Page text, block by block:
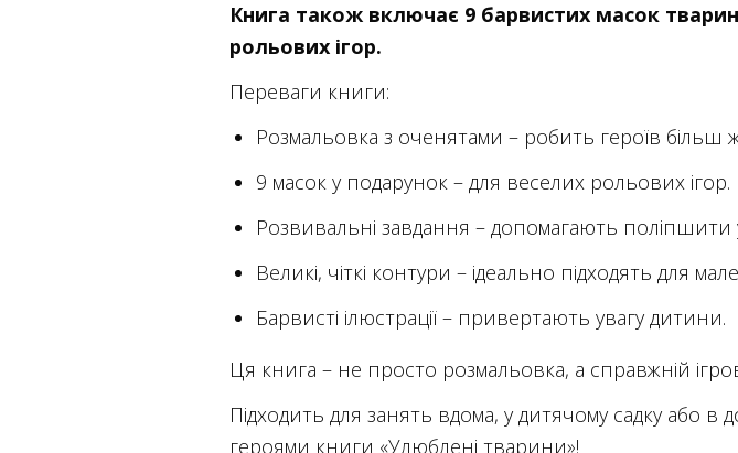
Книга також включає 9 барвистих масок
рольових ігор.
Переваги книги:
Розмальовка з оченятами – робить героїв більш
9 масок у подарунок – для веселих рольових ігор.
Розвивальні завдання – допомагають поліпшити
Великі, чіткі контури – ідеально підходять для
Барвисті ілюстрації – привертають увагу дитини.
Ця книга – не просто розмальовка, а справжній
Підходить для занять вдома, у дитячому садку або в
героями книги «Улюблені тварини»!